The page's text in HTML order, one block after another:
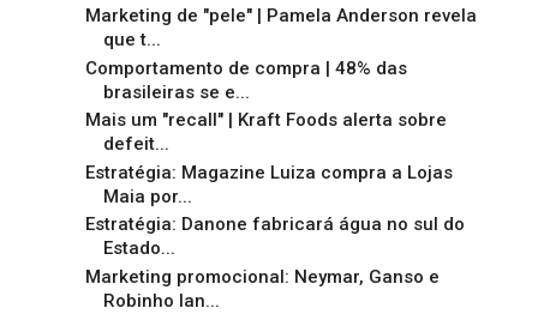
Marketing de "pele" | Pamela Anderson revela
que t...
Comportamento de compra | 48% das
brasileiras se e...
Mais um "recall" | Kraft Foods alerta sobre
defeit...
Estratégia: Magazine Luiza compra a Lojas
Maia por...
Estratégia: Danone fabricará água no sul do
Estado...
Marketing promocional: Neymar, Ganso e
Robinho lan...